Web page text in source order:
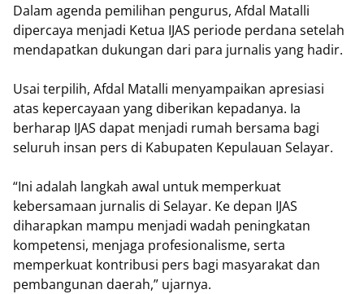
‎Dalam agenda pemilihan pengurus, Afdal Matalli
dipercaya menjadi Ketua IJAS periode perdana setelah
mendapatkan dukungan dari para jurnalis yang hadir.
‎Usai terpilih, Afdal Matalli menyampaikan apresiasi
atas kepercayaan yang diberikan kepadanya. Ia
berharap IJAS dapat menjadi rumah bersama bagi
seluruh insan pers di Kabupaten Kepulauan Selayar.
‎“Ini adalah langkah awal untuk memperkuat
kebersamaan jurnalis di Selayar. Ke depan IJAS
diharapkan mampu menjadi wadah peningkatan
kompetensi, menjaga profesionalisme, serta
memperkuat kontribusi pers bagi masyarakat dan
pembangunan daerah,” ujarnya.